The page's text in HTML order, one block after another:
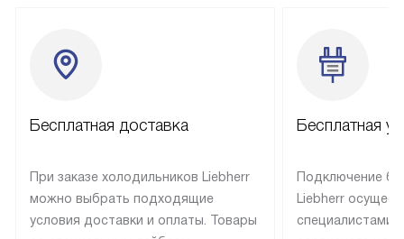
Бесплатная доставка
При заказе холодильников Liebherr
можно выбрать подходящие
условия доставки и оплаты. Товары
Бесплатная
Подключение
Liebherr
специалистами